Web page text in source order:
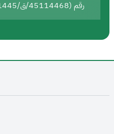
رقم (45114468/ق/1445هـ) وتاريخ (25/06/1445هـ)